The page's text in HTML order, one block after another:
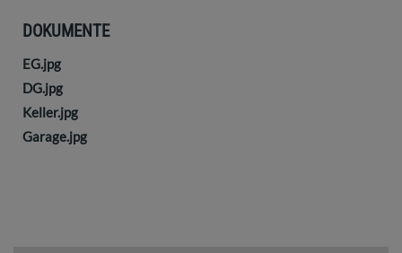
DOKUMENTE
EG.jpg
DG.jpg
Keller.jpg
Garage.jpg